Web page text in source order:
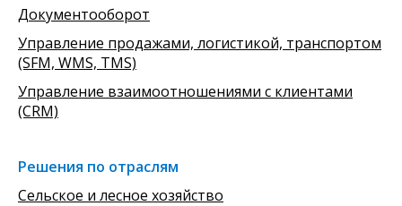
Документооборот
Управление продажами, логистикой, транспортом
(SFM, WMS, TMS)
Управление взаимоотношениями с клиентами
(CRM)
Решения по отраслям
Сельское и лесное хозяйство